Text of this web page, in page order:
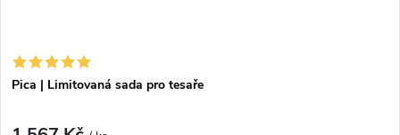
Pica | Limitovaná sada pro tesaře